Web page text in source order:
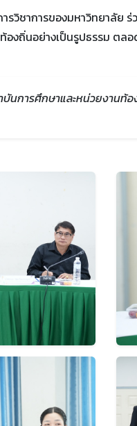
ารวิชาการของมหาวิทยาลั
ถิ่นอย่างเป็นรูปธรรม ตล
บันการศึกษาและหน่วยงา